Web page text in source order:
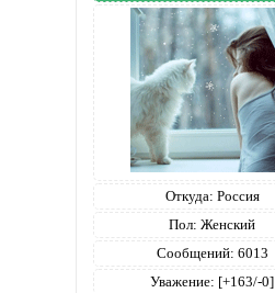
Откуда: Россия
Пол: Женский
Сообщений: 6013
Уважение: [+163/-0]